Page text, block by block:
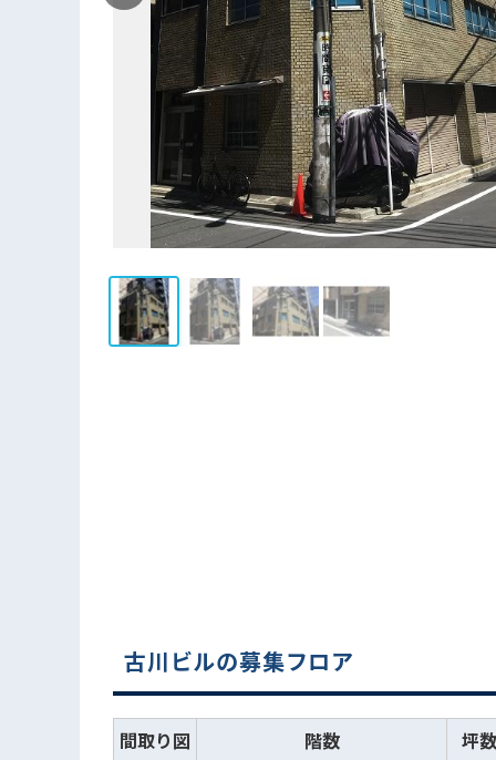
古川ビルの募集フロア
間取り図 階数 坪数